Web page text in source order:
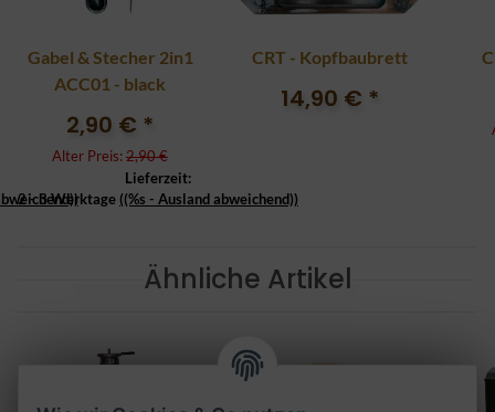
Gabel & Stecher 2in1
ACC01 - black
2,90 € *
Alter Preis: 2,90 €
Lieferzeit:
2 - 3 Werktage ((%s - Ausland abweichend))
CRT - Kopfbaubrett
14,90 € *
Ähnliche Artikel